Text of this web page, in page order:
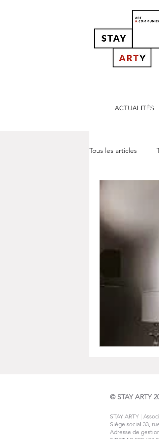
ACTUALITÉS
Tous les articles
© STAY ARTY
STAY ARTY |
Siège social 33 ,
Adresse de